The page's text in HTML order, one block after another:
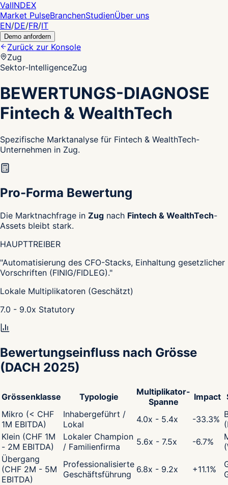
ValINDEX
Market PulseBranchenStudienÜber uns
EN/DE/FR/IT
Demo anfordern
Zurück zur Konsole
Zug
Sektor-IntelligenceZug
BEWERTUNGS-DIAGNOSE
Fintech & WealthTech
Spezifische Marktanalyse für Fintech & WealthTech-
Unternehmen in Zug.
Pro-Forma Bewertung
Die Marktnachfrage in Zug nach Fintech & WealthTech-
Assets bleibt stark.
HAUPTTREIBER
"Automatisierung des CFO-Stacks, Einhaltung gesetzlicher
Vorschriften (FINIG/FIDLEG)."
Lokale Multiplikatoren (Geschätzt)
7.0 - 9.0x Statutory
Bewertungseinfluss nach Grösse
(DACH 2025)
Grössenklasse Typologie
Multiplikator-
Spanne
Impact
Mikro (< CHF
1M EBITDA)
Inhabergeführt /
Lokal
4.0x - 5.4x -33.3%
Klein (CHF 1M
- 2M EBITDA)
Lokaler Champion
/ Familienfirma
5.6x - 7.5x -6.7%
Übergang
(CHF 2M - 5M
EBITDA)
Professionalisierte
Geschäftsführung 6.8x - 9.2x +11.1%